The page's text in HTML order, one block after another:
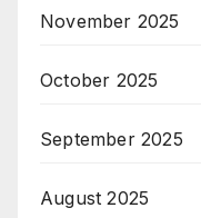
November 2025
October 2025
September 2025
August 2025